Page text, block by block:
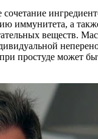
иммунитета, а
веществ.
простуде может